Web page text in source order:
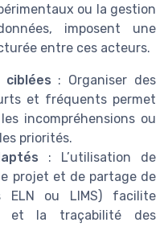
ou la gestion
imposent une
entre ces acteurs.
: Organiser des
et fréquents permet
incompréhensions ou
priorités.
: L’utilisation de
projet et de partage de
ELN ou LIMS) facilite
et la traçabilité des